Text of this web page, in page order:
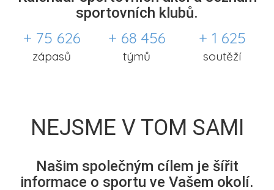
sportovních klubů.
+ 75 626
zápasů
+ 68 456
týmů
+ 1 625
soutěží
NEJSME V TOM SAMI
Našim společným cílem je šířit
informace o sportu ve Vašem okolí.